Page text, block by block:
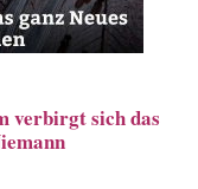
verbirgt sich das